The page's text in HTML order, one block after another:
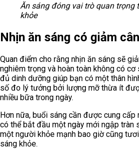
Ăn sáng đóng vai trò quan trọng
khỏe
Nhịn ăn sáng có giảm
Quan điểm cho rằng nhịn ăn sáng sẽ
nghiêm trọng và hoàn toàn không có
đủ dinh dưỡng giúp bạn có một thân
số đo lý tưởng bởi lượng mỡ thừa ít
nhiều bữa trong ngày.
Hơn nữa, buổi sáng cần được cung cấp
có thể bắt đầu một ngày mới ngập tràn
một người khỏe mạnh bao giờ cũng
sáng khỏe.